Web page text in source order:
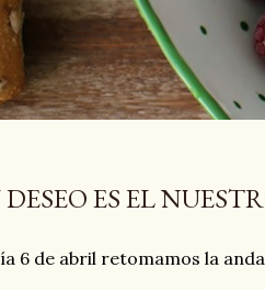
DESEO ES EL
6 de abril retomamos la